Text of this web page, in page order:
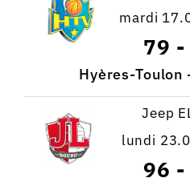
mardi
79 -
Hyères-Toulon
Jeep
lundi
96 -